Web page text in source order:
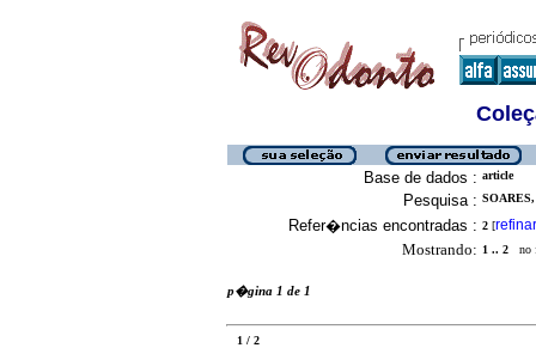
Base de dados : article
Pesquisa :
Refer�ncias encontradas : 2 [refinar
Mostrando: 1 .. 2 no
p�gina 1 de 1
1 / 2